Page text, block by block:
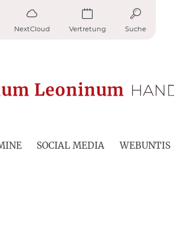
NextCloud Vertretung Suche
SOCIAL MEDIA WEBUNTIS